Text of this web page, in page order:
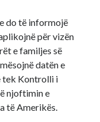
do të informojë
për vizën
e familjes së
datën e
tek Kontrolli i
njoftimin e
të Amerikës.